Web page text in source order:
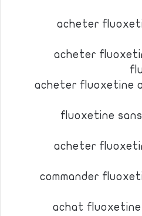
acheter
acheter
acheter fluoxetine
fluoxetine
acheter
commander
achat